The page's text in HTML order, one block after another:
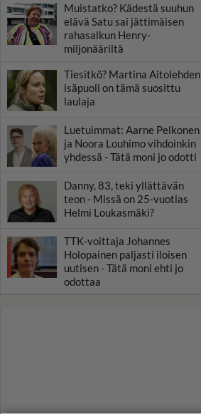
Muistatko? Kädestä suuhun
elävä Satu sai jättimäisen
rahasalkun Henry-
miljonääriltä
Tiesitkö? Martina Aitolehden
isäpuoli on tämä suosittu
laulaja
Luetuimmat: Aarne Pelkonen
ja Noora Louhimo vihdoinkin
yhdessä - Tätä moni jo odotti
Danny, 83, teki yllättävän
teon - Missä on 25-vuotias
Helmi Loukasmäki?
TTK-voittaja Johannes
Holopainen paljasti iloisen
uutisen - Tätä moni ehti jo
odottaa